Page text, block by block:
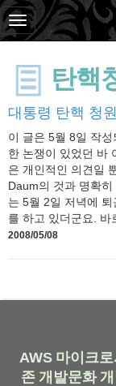
탄핵
대통령 탄핵 청
이 글은 5월 8일 작
한 논쟁이 있었던 바
은 개인적인 의견일
Daum의 것과 명확
는 5월 2일 저녁에
를 하고 있더군요. 바
2008/05/08
AWS 마이크
존 개발문화